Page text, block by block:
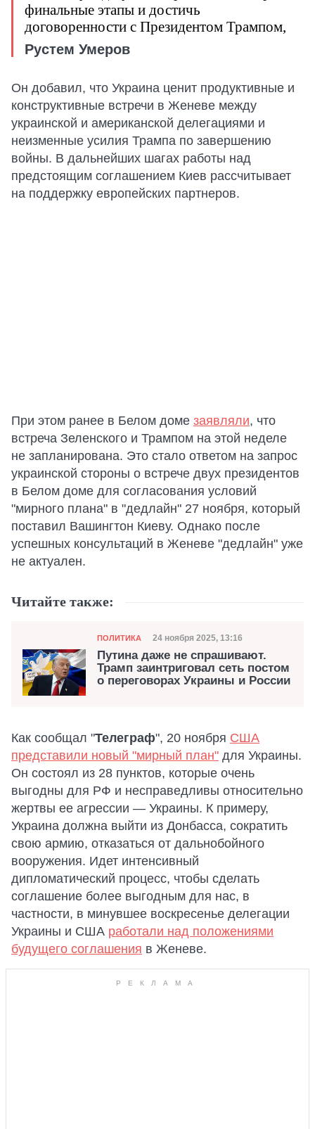
финальные этапы и достичь
договоренности с Президентом Трампом,
Рустем Умеров
Он добавил, что Украина ценит продуктивные и
конструктивные встречи в Женеве между
украинской и американской делегациями и
неизменные усилия Трампа по завершению
войны. В дальнейших шагах работы над
предстоящим соглашением Киев рассчитывает
на поддержку европейских партнеров.
При этом ранее в Белом доме заявляли, что
встреча Зеленского и Трампом на этой неделе
не запланирована. Это стало ответом на запрос
украинской стороны о встрече двух президентов
в Белом доме для согласования условий
"мирного плана" в "дедлайн" 27 ноября, который
поставил Вашингтон Киеву. Однако после
успешных консультаций в Женеве "дедлайн" уже
не актуален.
Читайте также:
Категория
ПОЛИТИКА Дата публикации
24 ноября 2025, 13:16
Путина даже не спрашивают.
Трамп заинтриговал сеть постом
о переговорах Украины и России
Как сообщал "Телеграф", 20 ноября США
представили новый "мирный план" для Украины.
Он состоял из 28 пунктов, которые очень
выгодны для РФ и несправедливы относительно
жертвы ее агрессии — Украины. К примеру,
Украина должна выйти из Донбасса, сократить
свою армию, отказаться от дальнобойного
вооружения. Идет интенсивный
дипломатический процесс, чтобы сделать
соглашение более выгодным для нас, в
частности, в минувшее воскресенье делегации
Украины и США работали над положениями
будущего соглашения в Женеве.